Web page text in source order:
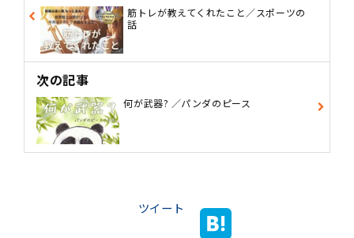
筋トレが教えてくれたこと／スポーツの
話
次の記事
何が武器? ／パンダのピース
ツイート